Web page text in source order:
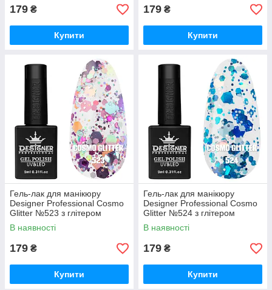
179 ₴
Купити
179 ₴
Купити
Гель-лак для манікюру
Designer Professional Cosmo
Glitter №523 з глітером
різного розміру, 9 мл
В наявності
179 ₴
Купити
Гель-лак для манікюру
Designer Professional Cosmo
Glitter №524 з глітером
різного розміру, 9 мл
В наявності
179 ₴
Купити